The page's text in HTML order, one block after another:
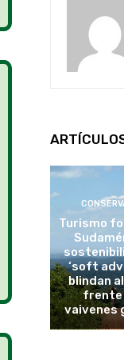
Turismo
‘soft
blindan
frente
vaivenes